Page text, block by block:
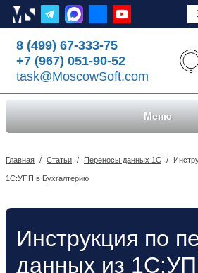
8 (499) 67-333-75
+7 (967) 051-90-52
task@MoscowSoft.com
Меню
Главная / Статьи / Переносы данных 1С /
1С:УПП в Бухгалтерию
Инструкция по
данных из